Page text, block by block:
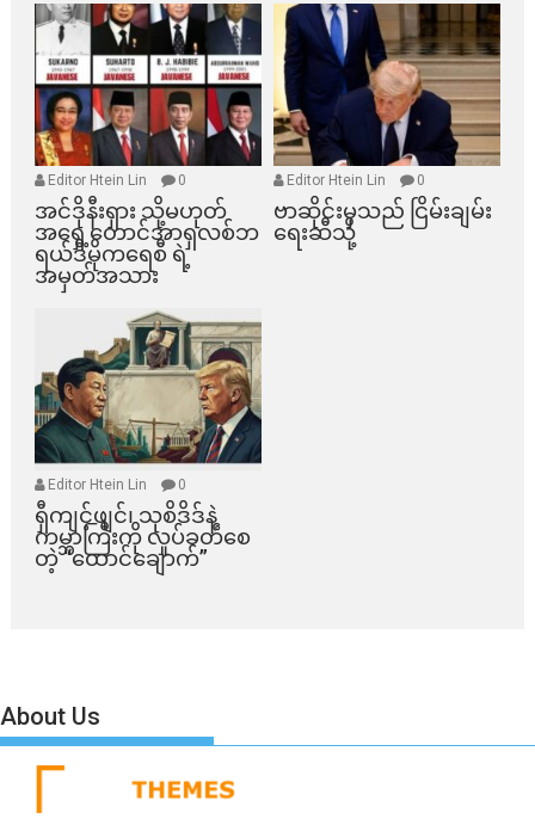
Editor Htein Lin 0
အင်ဒိုနီးရှား သို့မဟုတ်
အရှေ့တောင်အာရှလစ်ဘ
ရယ်ဒီမိုကရေစီ ရဲ့
အမှတ်အသား
Editor Htein Lin 0
ဗာဆိုင်းမှသည် ငြိမ်းချမ်း
ရေးဆီသို့
Editor Htein Lin 0
ရှီကျင့်ဖျင်၊ သုစိဒိဒ်နဲ့
ကမ္ဘာကြီးကို လှုပ်ခတ်စေ
တဲ့ “ထောင်ချောက်”
About Us